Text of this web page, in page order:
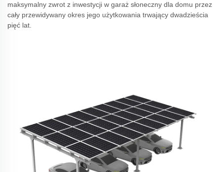
maksymalny zwrot z inwestycji w garaż słoneczny dla domu przez
cały przewidywany okres jego użytkowania trwający dwadzieścia
pięć lat.